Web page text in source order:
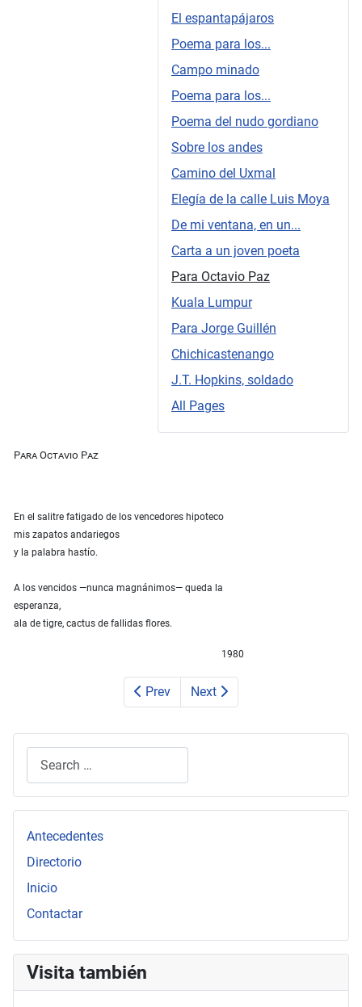
El espantapájaros
Poema para los...
Campo minado
Poema para los...
Poema del nudo gordiano
Sobre los andes
Camino del Uxmal
Elegía de la calle Luis Moya
De mi ventana, en un...
Carta a un joven poeta
Para Octavio Paz
Kuala Lumpur
Para Jorge Guillén
Chichicastenango
J.T. Hopkins, soldado
All Pages
Para Octavio Paz
En el salitre fatigado de los vencedores hipoteco
mis zapatos andariegos
y la palabra hastío.
A los vencidos —nunca magnánimos— queda la
esperanza,
ala de tigre, cactus de fallidas flores.
1980
Prev Next
Antecedentes
Directorio
Inicio
Contactar
Visita también